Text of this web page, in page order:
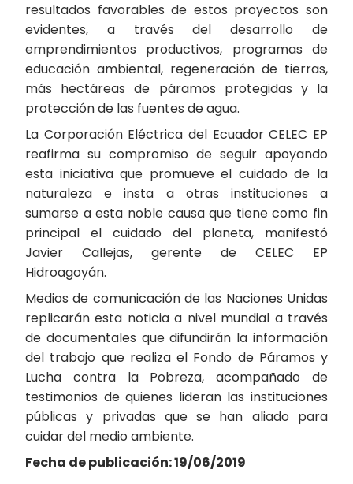
resultados favorables de estos proyectos son
evidentes, a través del desarrollo de
emprendimientos productivos, programas de
educación ambiental, regeneración de tierras,
más hectáreas de páramos protegidas y la
protección de las fuentes de agua.
La Corporación Eléctrica del Ecuador CELEC EP
reafirma su compromiso de seguir apoyando
esta iniciativa que promueve el cuidado de la
naturaleza e insta a otras instituciones a
sumarse a esta noble causa que tiene como fin
principal el cuidado del planeta, manifestó
Javier Callejas, gerente de CELEC EP
Hidroagoyán.
Medios de comunicación de las Naciones Unidas
replicarán esta noticia a nivel mundial a través
de documentales que difundirán la información
del trabajo que realiza el Fondo de Páramos y
Lucha contra la Pobreza, acompañado de
testimonios de quienes lideran las instituciones
públicas y privadas que se han aliado para
cuidar del medio ambiente.
Fecha de publicación: 19/06/2019